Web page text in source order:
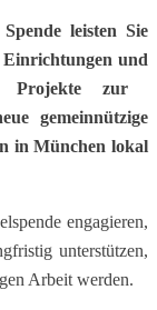
leisten Sie
und
Projekte zur
gemeinnützige
in ​München lokal
engagieren,
​unterstützen,
Arbeit werden.